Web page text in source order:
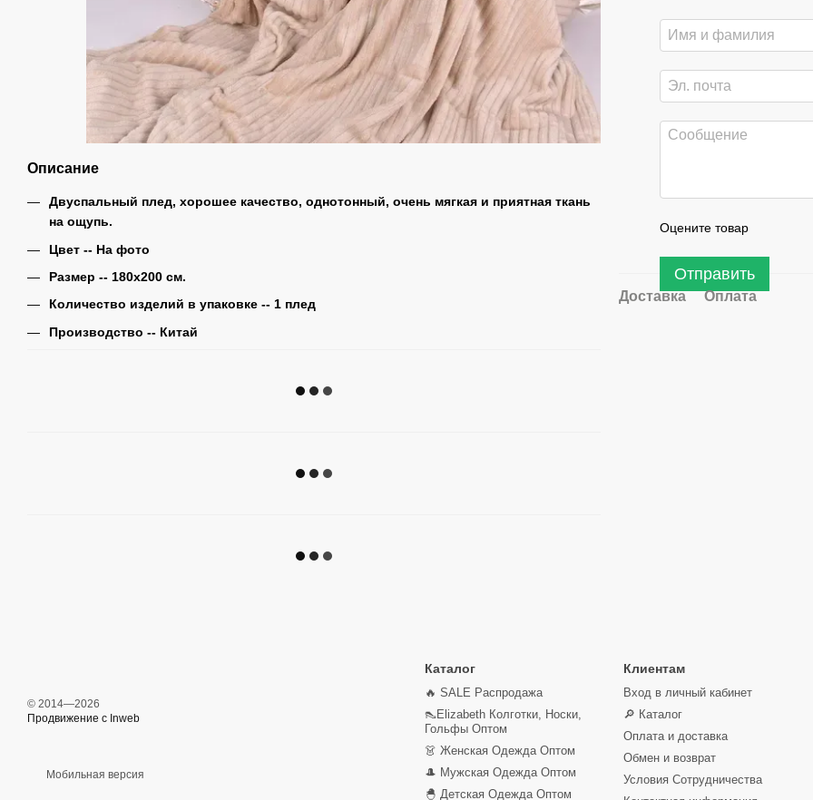
Описание
Двуспальный плед, хорошее качество, однотонный, очень мягкая и приятная ткань
на ощупь.
Цвет -- На фото
Размер -- 180х200 см.
Количество изделий в упаковке -- 1 плед
Производство -- Китай
Оцените товар
Отправить
Доставка Оплата
© 2014—2026
Продвижение с Inweb
Мобильная версия
Каталог
🔥 SALE Распродажа
👠Elizabeth Колготки, Носки,
Гольфы Оптом
👗 Женская Одежда Оптом
🎩 Мужская Одежда Оптом
🐣 Детская Одежда Оптом
Клиентам
Вход в личный кабинет
🔎 Каталог
Оплата и доставка
Обмен и возврат
Условия Сотрудничества